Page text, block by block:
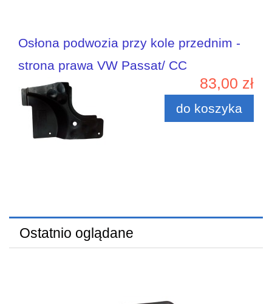
Osłona podwozia przy kole przednim -
strona prawa VW Passat/ CC
83,00 zł
do koszyka
Ostatnio oglądane